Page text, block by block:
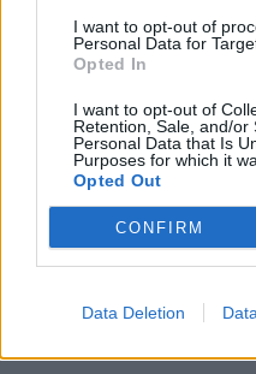
I want to opt-out of
Personal Data for
Opted In
I want to opt-out of
Retention, Sale, and/or
Personal Data that Is
Purposes for which it
Opted Out
CONFIRM
Data Deletion